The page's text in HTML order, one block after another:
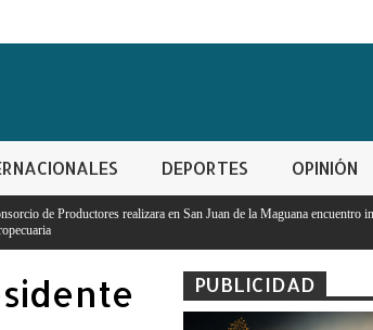
DEPORTES OPINIÓN
San Juan de la Maguana encuentro internacional y de comercializacion
PUBLICIDAD